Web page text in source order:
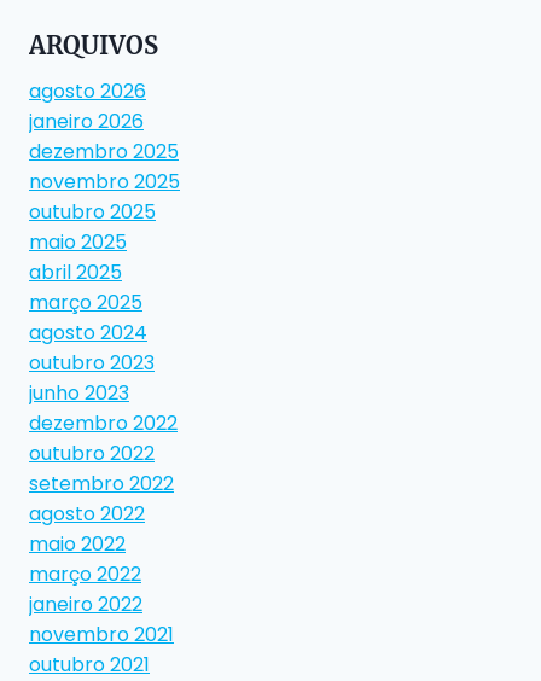
ARQUIVOS
agosto 2026
janeiro 2026
dezembro 2025
novembro 2025
outubro 2025
maio 2025
abril 2025
março 2025
agosto 2024
outubro 2023
junho 2023
dezembro 2022
outubro 2022
setembro 2022
agosto 2022
maio 2022
março 2022
janeiro 2022
novembro 2021
outubro 2021